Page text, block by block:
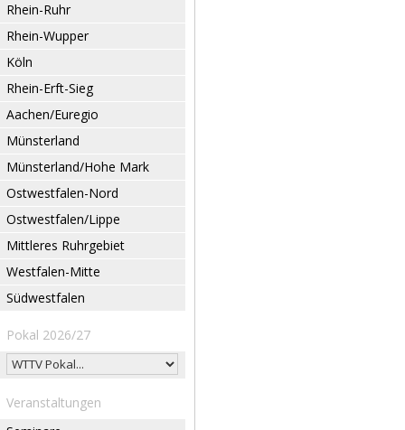
Rhein-Ruhr
Rhein-Wupper
Köln
Rhein-Erft-Sieg
Aachen/Euregio
Münsterland
Münsterland/Hohe Mark
Ostwestfalen-Nord
Ostwestfalen/Lippe
Mittleres Ruhrgebiet
Westfalen-Mitte
Südwestfalen
Pokal 2026/27
Veranstaltungen